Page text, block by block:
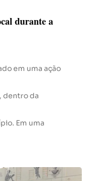
durante a
em uma ação
dentro da
Em uma